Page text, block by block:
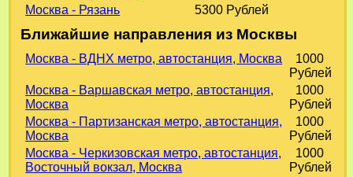
Москва - Рязань
5300 Рублей
Ближайшие направления из Москвы
Москва - ВДНХ метро, автостанция, Москва
1000
Рублей
Москва - Варшавская метро, автостанция,
Москва
1000
Рублей
Москва - Партизанская метро, автостанция,
Москва
1000
Рублей
Москва - Черкизовская метро, автостанция,
Восточный вокзал, Москва
1000
Рублей